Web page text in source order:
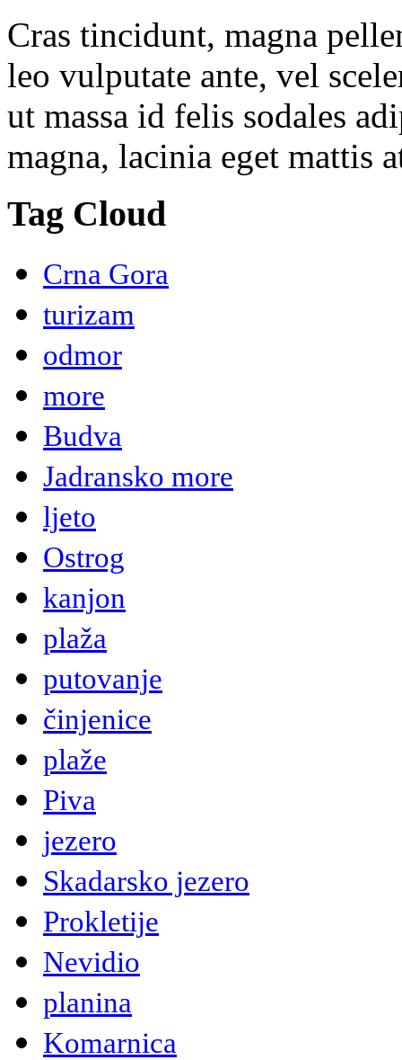
Cras tincidunt, magna
leo vulputate ante, vel
ut massa id felis sodales
magna, lacinia eget mattis
Tag Cloud
Crna Gora
turizam
odmor
more
Budva
Jadransko more
ljeto
Ostrog
kanjon
plaža
putovanje
činjenice
plaže
Piva
jezero
Skadarsko jezero
Prokletije
Nevidio
planina
Komarnica